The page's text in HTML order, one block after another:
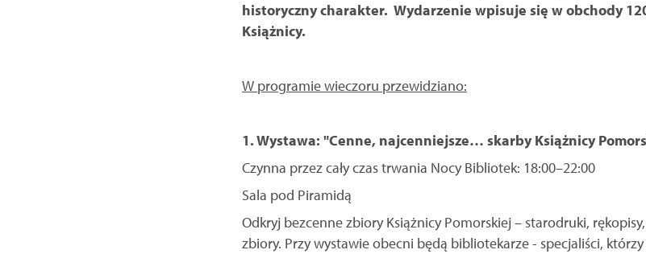
historyczny charakter. Wydarzenie wpisuje się w obchody
Książnicy.
W programie wieczoru przewidziano:
1. Wystawa: "Cenne, najcenniejsze… skarby Książnicy
Czynna przez cały czas trwania Nocy Bibliotek: 18:00–22:00
Sala pod Piramidą
Odkryj bezcenne zbiory Książnicy Pomorskiej – starodruki,
zbiory. Przy wystawie obecni będą bibliotekarze - specjaliści,